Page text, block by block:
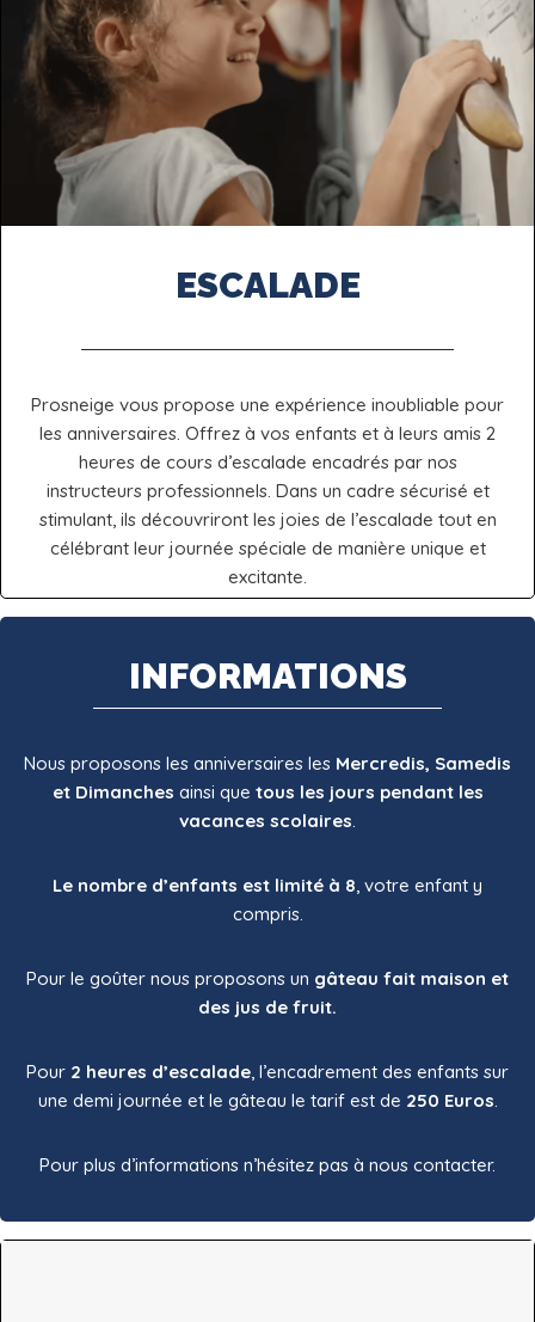
ESCALADE
Prosneige vous propose une expérience inoubliable pour
les anniversaires. Offrez à vos enfants et à leurs amis 2
heures de cours d’escalade encadrés par nos
instructeurs professionnels. Dans un cadre sécurisé et
stimulant, ils découvriront les joies de l’escalade tout en
célébrant leur journée spéciale de manière unique et
excitante.
INFORMATIONS
Nous proposons les anniversaires les Mercredis, Samedis
et Dimanches ainsi que tous les jours pendant les
vacances scolaires.
Le nombre d’enfants est limité à 8, votre enfant y
compris.
Pour le goûter nous proposons un gâteau fait maison et
des jus de fruit.
Pour 2 heures d’escalade, l’encadrement des enfants sur
une demi journée et le gâteau le tarif est de 250 Euros.
Pour plus d’informations n’hésitez pas à nous contacter.